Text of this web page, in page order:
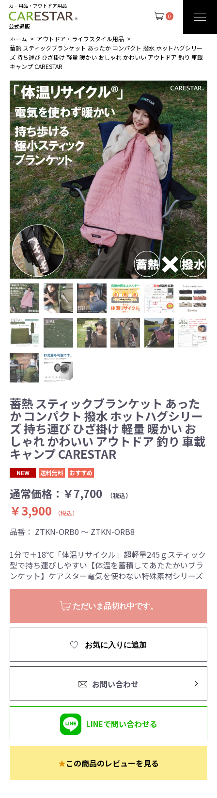
0
カー用品・アウトドア用品
公式通販
ホーム
アウトドア・ライフスタイル用品
蓄熱 スティックブランケット あったか コンパクト 撥水 ホットハグシリー
ズ 持ち運び ひざ掛け 軽量 暖かい おしゃれ かわいい アウトドア 釣り 車載
キャンプ CARESTAR
蓄熱 スティックブランケット あった
か コンパクト 撥水 ホットハグシリー
ズ 持ち運び ひざ掛け 軽量 暖かい お
しゃれ かわいい アウトドア 釣り 車載
キャンプ CARESTAR
NEW 送料無料 おすすめ
通常価格： ￥7,700 （税込）
￥3,900 （税込）
品番： ZTKN-ORB0 ～ ZTKN-ORB8
1分で＋18℃「体温リサイクル」超軽量245ｇスティック
型で持ち運びしやすい【体温を蓄積してあたたかいブラ
ンケット】ケアスター電気を使わない特殊素材シリーズ
ただいま品切れ中です。
お気に入りに追加
お問い合わせ
LINEで問い合わせる
★この商品のレビューを見る